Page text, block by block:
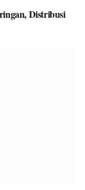
Distribusi